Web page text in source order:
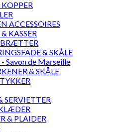
KOPPER
ACCESSOIRES
KASSER
& SKÅLE
Savon de Marseille
& SKÅLE
SERVIETTER
& PLAIDER